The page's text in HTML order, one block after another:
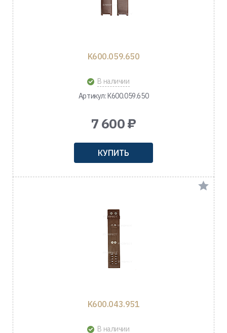
K600.059.650
В наличии
Артикул: K600.059.650
7 600 ₽
КУПИТЬ
K600.043.951
В наличии